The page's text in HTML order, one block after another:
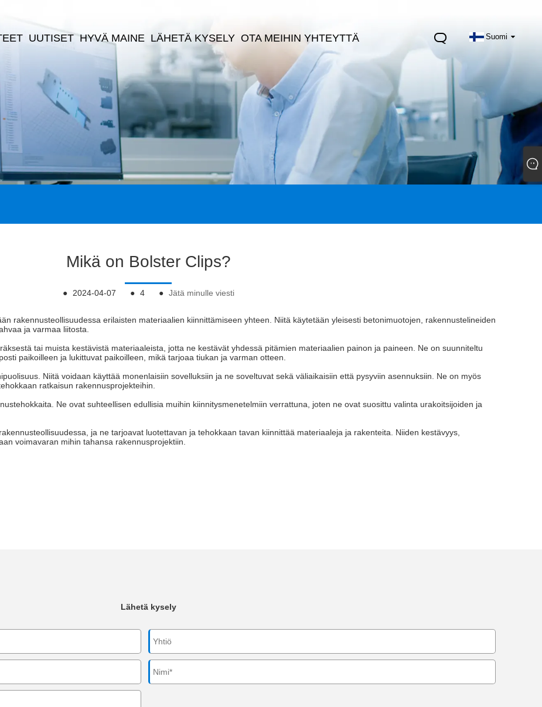
Suomi
UUTISET HYVÄ MAINE LÄHETÄ KYSELY OTA MEIHIN YHTEYTTÄ
Mikä on Bolster Clips?
● 2024-04-07 ● 4 ● Jätä minulle viesti
rakennusteollisuudessa erilaisten materiaalien kiinnittämiseen yhteen. Niitä käytetään yleisesti betonimuotojen, rakennustelineiden
ja varmaa liitosta.
tai muista kestävistä materiaaleista, jotta ne kestävät yhdessä pitämien materiaalien painon ja paineen. Ne on suunniteltu
paikoilleen ja lukittuvat paikoilleen, mikä tarjoaa tiukan ja varman otteen.
Niitä voidaan käyttää monenlaisiin sovelluksiin ja ne soveltuvat sekä väliaikaisiin että pysyviin asennuksiin. Ne on myös
ratkaisun rakennusprojekteihin.
Ne ovat suhteellisen edullisia muihin kiinnitysmenetelmiin verrattuna, joten ne ovat suosittu valinta urakoitsijoiden ja
ja ne tarjoavat luotettavan ja tehokkaan tavan kiinnittää materiaaleja ja rakenteita. Niiden kestävyys,
voimavaran mihin tahansa rakennusprojektiin.
Lähetä kysely